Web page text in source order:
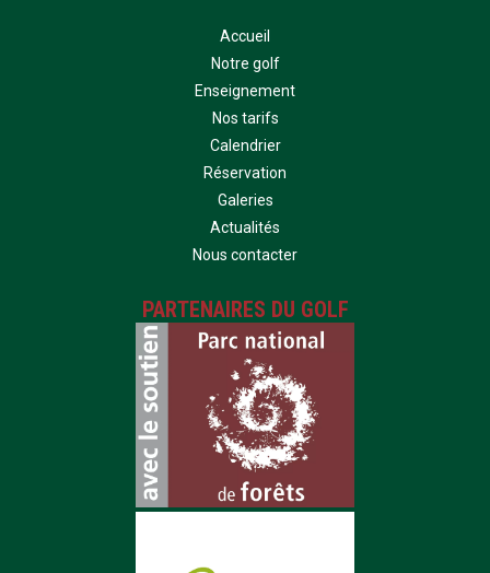
Accueil
Notre golf
Enseignement
Nos tarifs
Calendrier
Réservation
Galeries
Actualités
Nous contacter
PARTENAIRES DU GOLF